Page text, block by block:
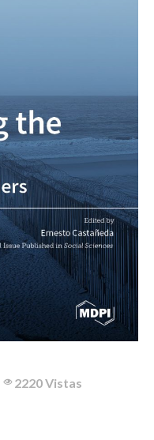
2220 Vistas